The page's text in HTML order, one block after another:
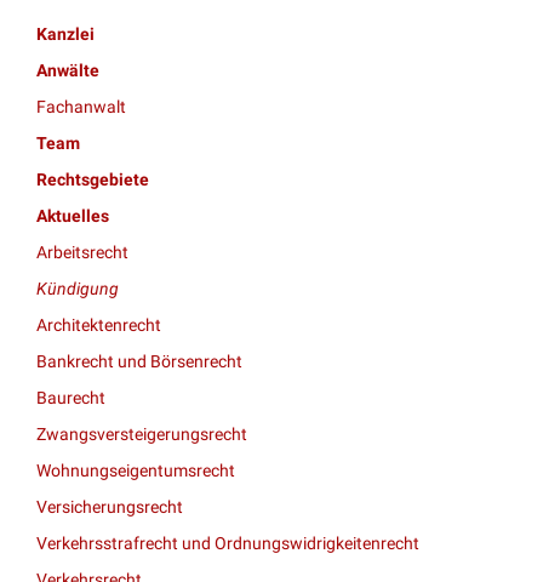
Kanzlei
Anwälte
Fachanwalt
Team
Rechtsgebiete
Aktuelles
Arbeitsrecht
Kündigung
Architektenrecht
Bankrecht und Börsenrecht
Baurecht
Zwangsversteigerungsrecht
Wohnungseigentumsrecht
Versicherungsrecht
Verkehrsstrafrecht und Ordnungswidrigkeitenrecht